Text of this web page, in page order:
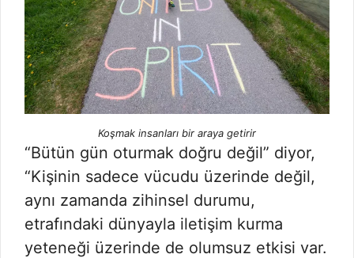
Koşmak insanları bir araya getirir
“Bütün gün oturmak doğru değil” diyor,
“Kişinin sadece vücudu üzerinde değil,
aynı zamanda zihinsel durumu,
etrafındaki dünyayla iletişim kurma
yeteneği üzerinde de olumsuz etkisi var.